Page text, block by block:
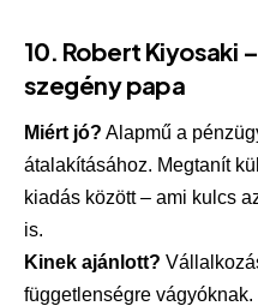
10. Robert Kiyosaki
szegény papa
Miért jó? Alapmű a
átalakításához. Megtanít
kiadás között – ami kulcs
is.
Kinek ajánlott?
függetlenségre vágyóknak.